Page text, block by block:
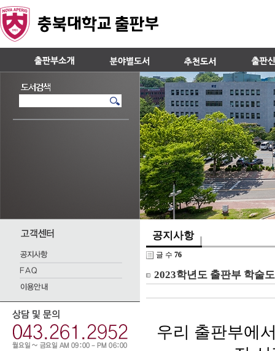
공지사항
글 수 76
2023학년도 출판부 학술
우리 출판부에